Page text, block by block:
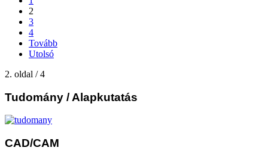
2
3
4
Tovább
Utolsó
2. oldal / 4
Tudomány / Alapkutatás
CAD/CAM